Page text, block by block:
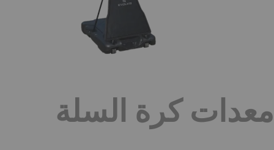
معدات كرة السلة